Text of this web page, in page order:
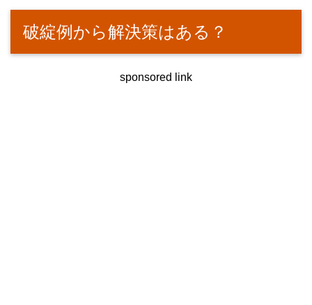
破綻例から解決策はある？
sponsored link